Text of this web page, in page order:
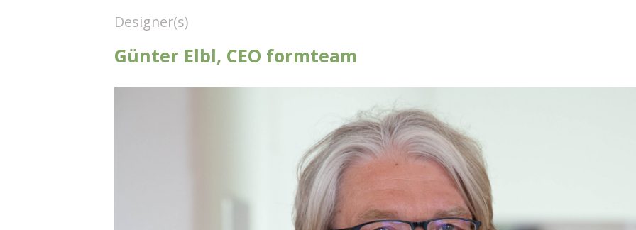
Designer(s)
Günter Elbl, CEO formteam